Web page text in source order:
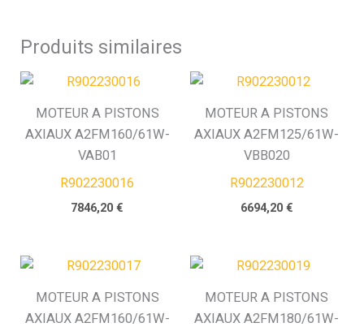
Produits similaires
MOTEUR A PISTONS
AXIAUX A2FM160/61W-
VAB01
R902230016
7846,20€
MOTEUR A PISTONS
AXIAUX A2FM125/61W-
VBB020
R902230012
6694,20 €
MOTEUR A PISTONS
AXIAUX A2FM160/61W-
MOTEUR A PISTONS
AXIAUX A2FM180/61W-